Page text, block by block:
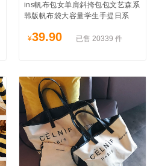
ins帆布包女单肩斜挎包包文艺森系
韩版帆布袋大容量学生手提日系
¥39.90 已售 20339 件